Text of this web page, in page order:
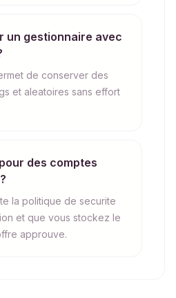
un gestionnaire avec
de conserver des
et aleatoires sans effort
des comptes
la politique de securite
et que vous stockez le
approuve.